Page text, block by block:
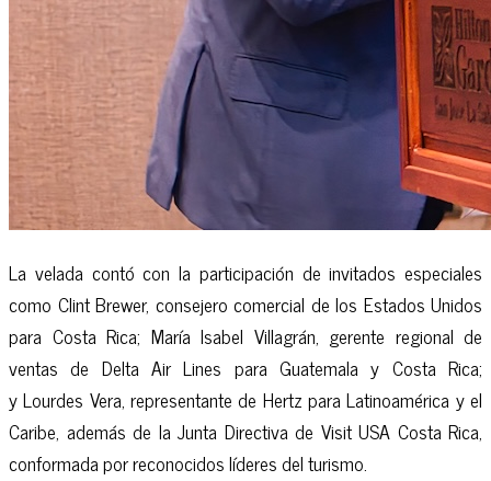
La velada contó con la participación de invitados especiales
como Clint Brewer, consejero comercial de los Estados Unidos
para Costa Rica; María Isabel Villagrán, gerente regional de
ventas de Delta Air Lines para Guatemala y Costa Rica;
y Lourdes Vera, representante de Hertz para Latinoamérica y el
Caribe, además de la Junta Directiva de Visit USA Costa Rica,
conformada por reconocidos líderes del turismo.